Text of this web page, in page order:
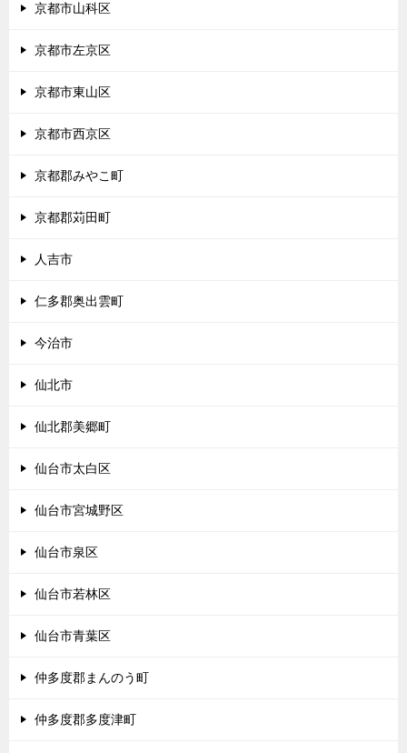
京都市山科区
京都市左京区
京都市東山区
京都市西京区
京都郡みやこ町
京都郡苅田町
人吉市
仁多郡奥出雲町
今治市
仙北市
仙北郡美郷町
仙台市太白区
仙台市宮城野区
仙台市泉区
仙台市若林区
仙台市青葉区
仲多度郡まんのう町
仲多度郡多度津町